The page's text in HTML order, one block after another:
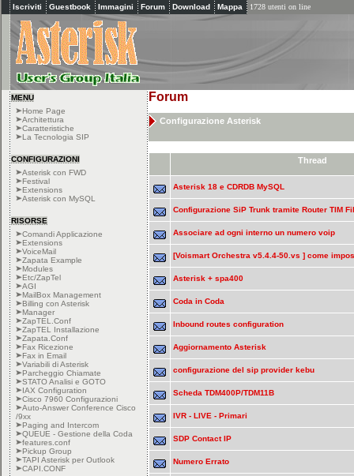
Iscriviti Guestbook Immagini Forum Download Mappa 1728 utenti on line
MENU
Home Page
Architettura
Caratteristiche
La Tecnologia SIP
CONFIGURAZIONI
Asterisk con FWD
Festival
Extensions
Asterisk con MySQL
RISORSE
Comandi Applicazione
Extensions
VoiceMail
Zapata Example
Modules
Etc/ZapTel
AGI
MailBox Management
Billing con Asterisk
Manager
ZapTEL.Conf
ZapTEL Installazione
Zapata.Conf
Fax Ricezione
Fax in Email
Variabili di Asterisk
Parcheggio Chiamate
STATO Analisi e GOTO
IAX Configuration
Cisco 7960 Configurazioni
Auto-Answer Conference Cisco
/9xx
Paging and Intercom
QUEUE - Gestione della Coda
features.conf
Pickup Group
TAPI Asterisk per Outlook
CAPI.CONF
Forum
Configurazione Asterisk
Thread
Asterisk 18 e CDRDB MySQL
Configurazione SiP Trunk tramite Router TIM
Associare ad ogni interno un numero voip
[Voismart Orchestra v5.4.4-50.vs ] come
Asterisk + spa400
Coda in Coda
Inbound routes configuration
Aggiornamento Asterisk
configurazione del sip provider kebu
Scheda TDM400P/TDM11B
IVR - LIVE - Primari
SDP Contact IP
Numero Errato